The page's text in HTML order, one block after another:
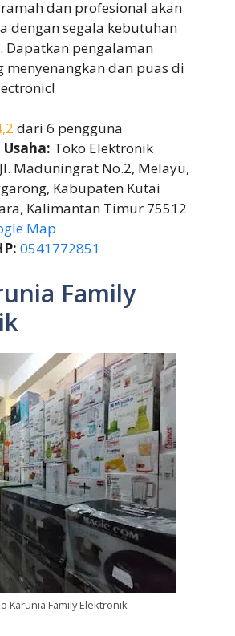
dan profesional akan
dengan segala kebutuhan
Dapatkan pengalaman
menyenangkan dan puas di
dari 6 pengguna
Toko Elektronik
Jl. Maduningrat No.2, Melayu,
Kabupaten Kutai
Kalimantan Timur 75512
Map
0541772851
Family
Karunia Family Elektronik